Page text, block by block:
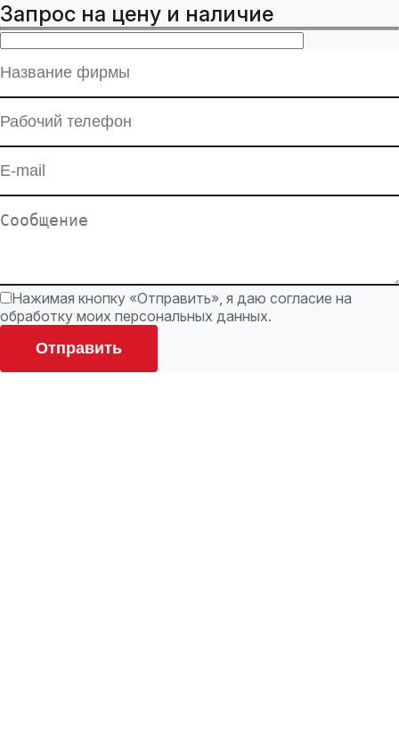
Запрос на цену и наличие
Нажимая кнопку «Отправить», я даю согласие на
обработку моих персональных данных.